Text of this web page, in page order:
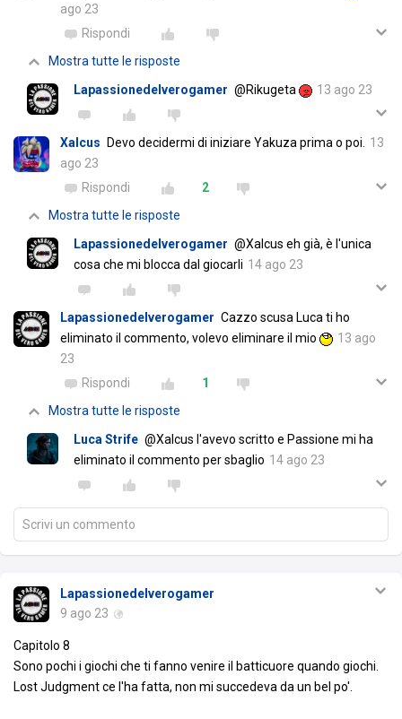
ago 23
Rispondi
Mostra tutte le risposte
Lapassionedelverogamer @Rikugeta 13 ago 23
Xalcus Devo decidermi di iniziare Yakuza prima o poi. 13
ago 23
Rispondi
2
Mostra tutte le risposte
Lapassionedelverogamer @Xalcus eh già, è l'unica
cosa che mi blocca dal giocarli 14 ago 23
Lapassionedelverogamer Cazzo scusa Luca ti ho
eliminato il commento, volevo eliminare il mio
13 ago
23
Rispondi
1
Mostra tutte le risposte
Luca Strife @Xalcus l'avevo scritto e Passione mi ha
eliminato il commento per sbaglio 14 ago 23
Scrivi un commento
Lapassionedelverogamer
9 ago 23
Capitolo 8
Sono pochi i giochi che ti fanno venire il batticuore quando giochi.
Lost Judgment ce l'ha fatta, non mi succedeva da un bel po'.